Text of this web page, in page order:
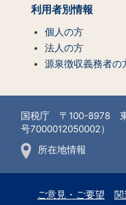
利用者別情報
個人の方
法人の方
源泉徴収義務者の
国税庁 〒100-8978
号7000012050002）
所在地情報
ご意見・ご要望 関